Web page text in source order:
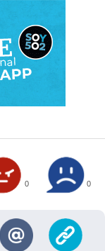
0 0